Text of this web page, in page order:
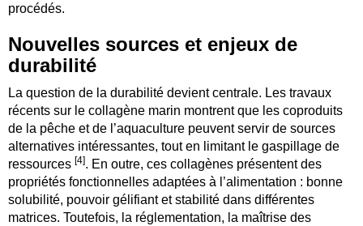
procédés.
Nouvelles sources et enjeux de
durabilité
La question de la durabilité devient centrale. Les travaux
récents sur le collagène marin montrent que les coproduits
de la pêche et de l’aquaculture peuvent servir de sources
alternatives intéressantes, tout en limitant le gaspillage de
ressources [4]. En outre, ces collagènes présentent des
propriétés fonctionnelles adaptées à l’alimentation : bonne
solubilité, pouvoir gélifiant et stabilité dans différentes
matrices. Toutefois, la réglementation, la maîtrise des